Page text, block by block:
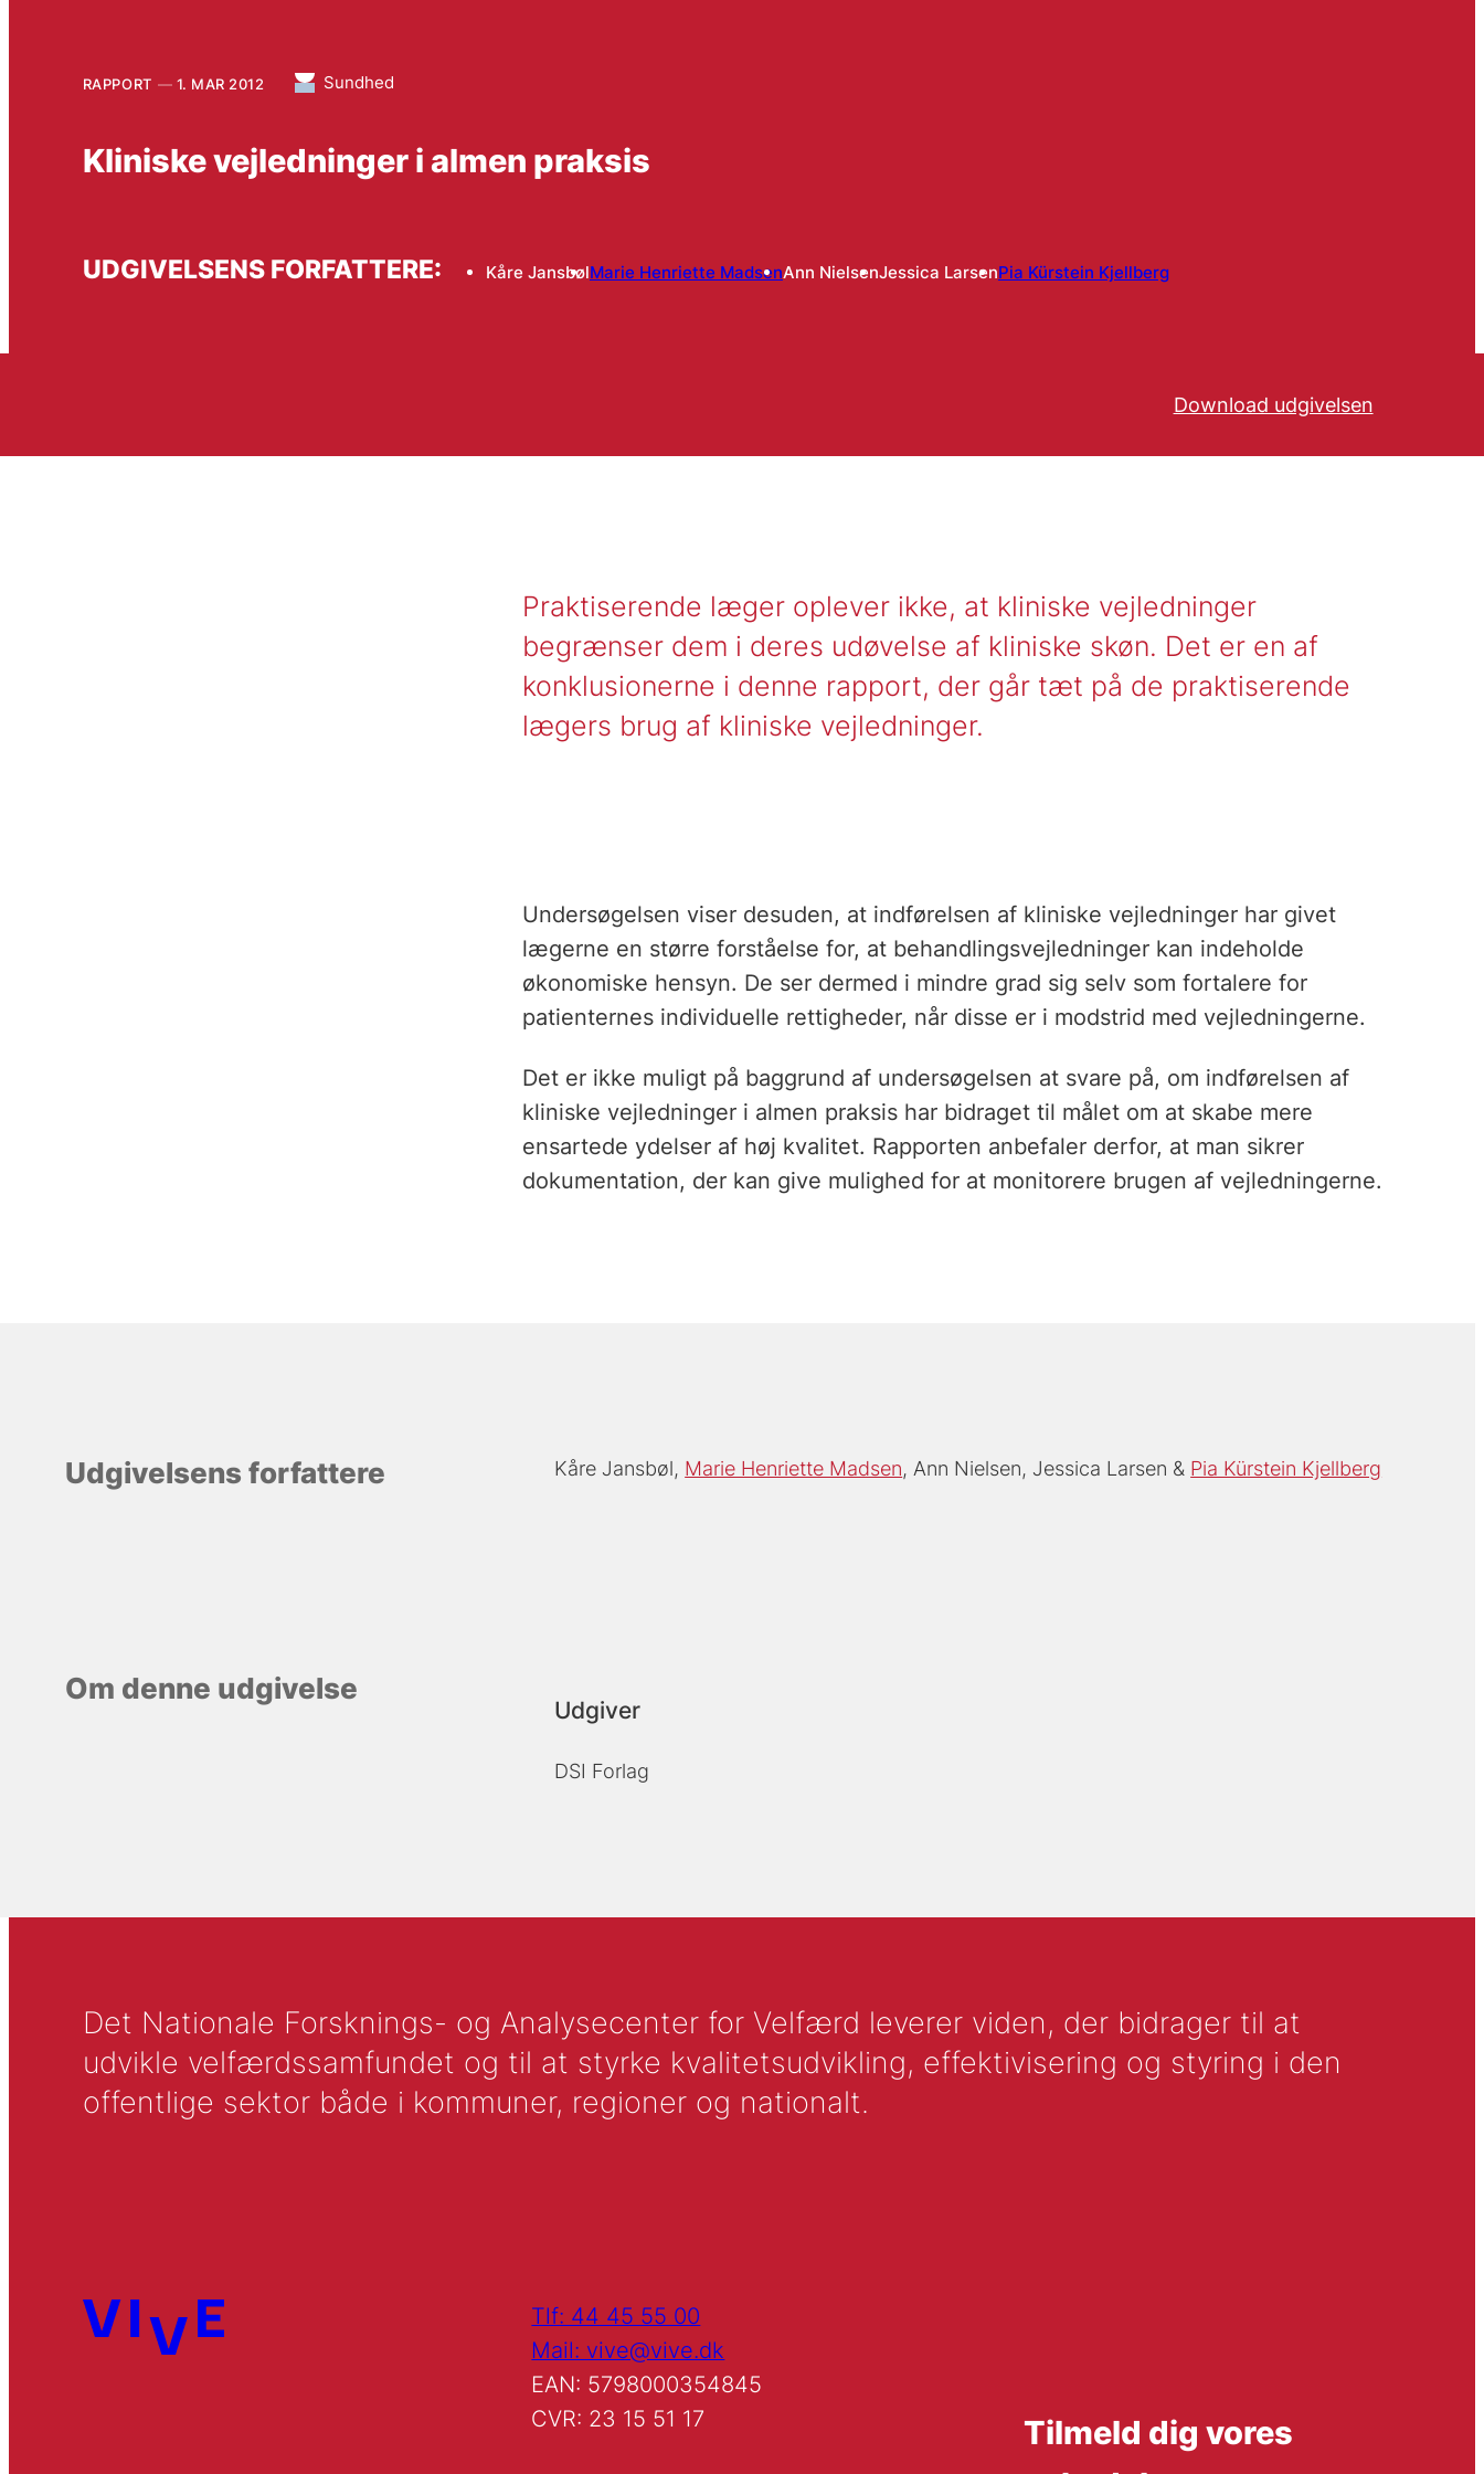
RAPPORT 1. MAR 2012 Sundhed
Kliniske vejledninger i almen praksis
UDGIVELSENS FORFATTERE: Kåre JansbølMarie Henriette MadsenAnn NielsenJessica LarsenPia Kürstein Kjellberg
Download udgivelsen
Praktiserende læger oplever ikke, at kliniske vejledninger
begrænser dem i deres udøvelse af kliniske skøn. Det er en af
konklusionerne i denne rapport, der går tæt på de praktiserende
lægers brug af kliniske vejledninger.
Undersøgelsen viser desuden, at indførelsen af kliniske vejledninger har givet
lægerne en større forståelse for, at behandlingsvejledninger kan indeholde
økonomiske hensyn. De ser dermed i mindre grad sig selv som fortalere for
patienternes individuelle rettigheder, når disse er i modstrid med vejledningerne.
Det er ikke muligt på baggrund af undersøgelsen at svare på, om indførelsen af
kliniske vejledninger i almen praksis har bidraget til målet om at skabe mere
ensartede ydelser af høj kvalitet. Rapporten anbefaler derfor, at man sikrer
dokumentation, der kan give mulighed for at monitorere brugen af vejledningerne.
Udgivelsens forfattere Kåre Jansbøl Marie Henriette Madsen Ann Nielsen Jessica Larsen Pia Kürstein Kjellberg
Om denne udgivelse
Udgiver
DSI Forlag
Det Nationale Forsknings- og Analysecenter for Velfærd leverer viden, der bidrager til at
udvikle velfærdssamfundet og til at styrke kvalitetsudvikling, effektivisering og styring i den
offentlige sektor både i kommuner, regioner og nationalt.
Tlf: 44 45 55 00
Mail: vive@vive.dk
EAN: 5798000354845
CVR: 23 15 51 17
Tilmeld dig vores